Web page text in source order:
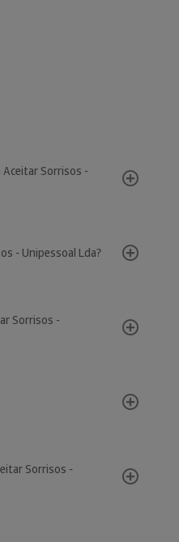
Aceitar Sorrisos -
- Unipessoal Lda?
Sorrisos -
Sorrisos -